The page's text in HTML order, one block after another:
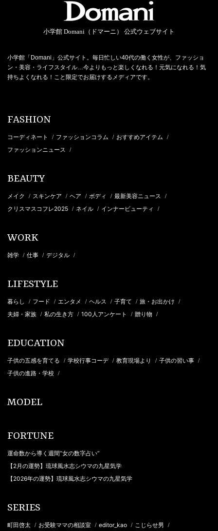
小学館 Domani（ドマーニ） 公式ウェブサイト
小学館「Domani」公式サイト。毎日忙しい40代の働く女性が、ファッショ
ン・美容・ライフスタイル…今よりもっと楽しくなれる！元気になれる！気
持ちよくなれる！こと限定でお届けするメディアです。
FASHION
コーディネート / ファッションコラム / おすすめアイテム /
ファッションニュース /
BEAUTY
メイク / スキンケア / ヘア / ボディ / 最新美容ニュース /
クリスマスコフレ2025 / ネイル / インナービューティ /
WORK
雑学 / 仕事 / デジタル /
LIFESTYLE
暮らし / フード / エンタメ / ヘルス / 子育て / 旅・お出かけ /
夫婦・家族 / 私の生き方 / 100人アンケート / 贈り物 /
EDUCATION
子供の五感を育てる / 学校行事コーデ / 教育現場より / 子供の習い事 /
子供の進路・学校 /
MODEL
FORTUNE
運命数から導く週間“女の数字占い”
【2月の運勢】琉球風水志シウマの九星気学
【2026年の運勢】琉球風水志シウマの九星気学
SERIES
町田啓太 / お受験ママの相談室 / editor_kao / こじらせ男 /